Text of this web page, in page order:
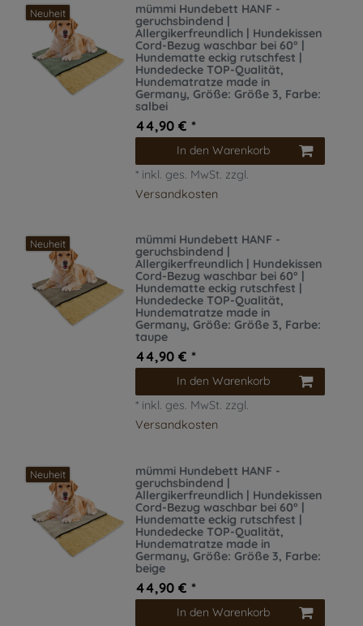
Neuheit
mümmi Hundebett HANF -
geruchsbindend |
Allergikerfreundlich | Hundekissen
Cord-Bezug waschbar bei 60° |
Hundematte eckig rutschfest |
Hundedecke TOP-Qualität,
Hundematratze made in
Germany, Größe: Größe 3, Farbe:
salbei
44,90 € *
In den Warenkorb
* inkl. ges. MwSt. zzgl.
Versandkosten
Neuheit
mümmi Hundebett HANF -
geruchsbindend |
Allergikerfreundlich | Hundekissen
Cord-Bezug waschbar bei 60° |
Hundematte eckig rutschfest |
Hundedecke TOP-Qualität,
Hundematratze made in
Germany, Größe: Größe 3, Farbe:
taupe
44,90 € *
In den Warenkorb
* inkl. ges. MwSt. zzgl.
Versandkosten
Neuheit
mümmi Hundebett HANF -
geruchsbindend |
Allergikerfreundlich | Hundekissen
Cord-Bezug waschbar bei 60° |
Hundematte eckig rutschfest |
Hundedecke TOP-Qualität,
Hundematratze made in
Germany, Größe: Größe 3, Farbe:
beige
44,90 € *
In den Warenkorb